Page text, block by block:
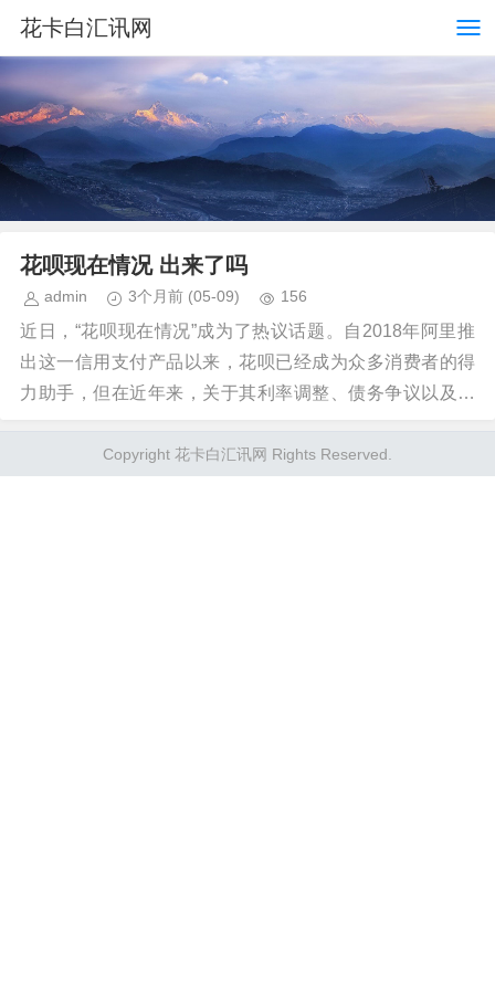
花卡白汇讯网
花呗现在情况 出来了吗
admin 3个月前 (05-09) 156
近日，“花呗现在情况”成为了热议话题。自2018年阿里推
出这一信用支付产品以来，花呗已经成为众多消费者的得
力助手，但在近年来，关于其利率调整、债务争议以及相
Copyright 花卡白汇讯网 Rights Reserved.